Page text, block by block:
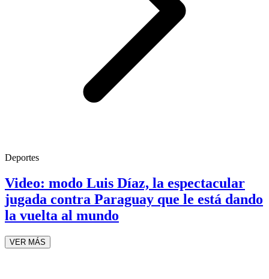
Deportes
Video: modo Luis Díaz, la espectacular
jugada contra Paraguay que le está dando
la vuelta al mundo
VER MÁS